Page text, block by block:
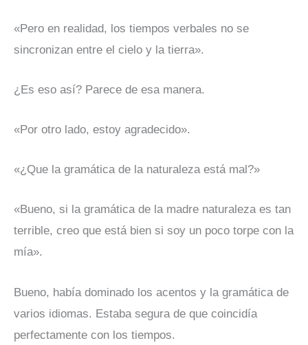
«Pero en realidad, los tiempos verbales no se
sincronizan entre el cielo y la tierra».
¿Es eso así? Parece de esa manera.
«Por otro lado, estoy agradecido».
«¿Que la gramática de la naturaleza está mal?»
«Bueno, si la gramática de la madre naturaleza es tan
terrible, creo que está bien si soy un poco torpe con la
mía».
Bueno, había dominado los acentos y la gramática de
varios idiomas. Estaba segura de que coincidía
perfectamente con los tiempos.